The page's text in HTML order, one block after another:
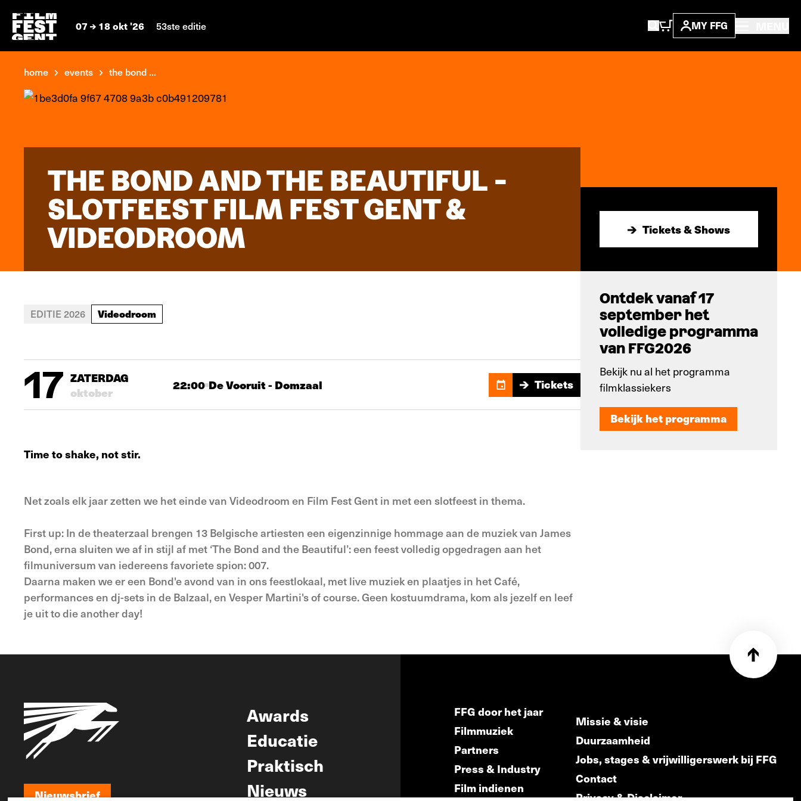
07 18 okt '26 53ste editie MY FFG
home events the bond ...
THE BOND AND THE BEAUTIFUL -
SLOTFEEST FILM FEST GENT &
VIDEODROOM
Tickets & Shows
Ontdek vanaf 17
september het
volledige programma
van FFG2026
Bekijk nu al het programma
filmklassiekers
Bekijk het programma
EDITIE 2026 Videodroom
17 ZATERDAG
oktober
22:00 De Vooruit - Domzaal
Tickets
Tickets
Time to shake, not stir.
Net zoals elk jaar zetten we het einde van Videodroom en Film Fest Gent in met een slotfeest in thema.
First up: In de theaterzaal brengen 13 Belgische artiesten een eigenzinnige hommage aan de muziek van James
Bond, erna sluiten we af in stijl af met ‘The Bond and the Beautiful’: een feest volledig opgedragen aan het
filmuniversum van iedereens favoriete spion: 007.
Daarna maken we er een Bond'e avond van in ons feestlokaal, met live muziek en plaatjes in het Café,
performances en dj-sets in de Balzaal, en Vesper Martini's of course. Geen kostuumdrama, kom als jezelf en leef
je uit to die another day!
Nieuwsbrief
Awards
Educatie
Praktisch
Nieuws
FFG door het jaar
Filmmuziek
Partners
Press & Industry
Film indienen
Missie & visie
Duurzaamheid
Jobs, stages & vrijwilligerswerk bij FFG
Contact
Privacy & Disclaimer